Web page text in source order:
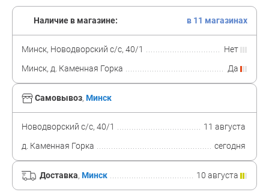
Самовывоз, Минск
Новодворский с/с, 40/1
11 августа
д. Каменная Горка
сегодня
Доставка, Минск 10 августа
Наличие в магазине: в 11 магазинах
Минск, Новодворский с/с, 40/1
Нет
Минск, д. Каменная Горка
Да